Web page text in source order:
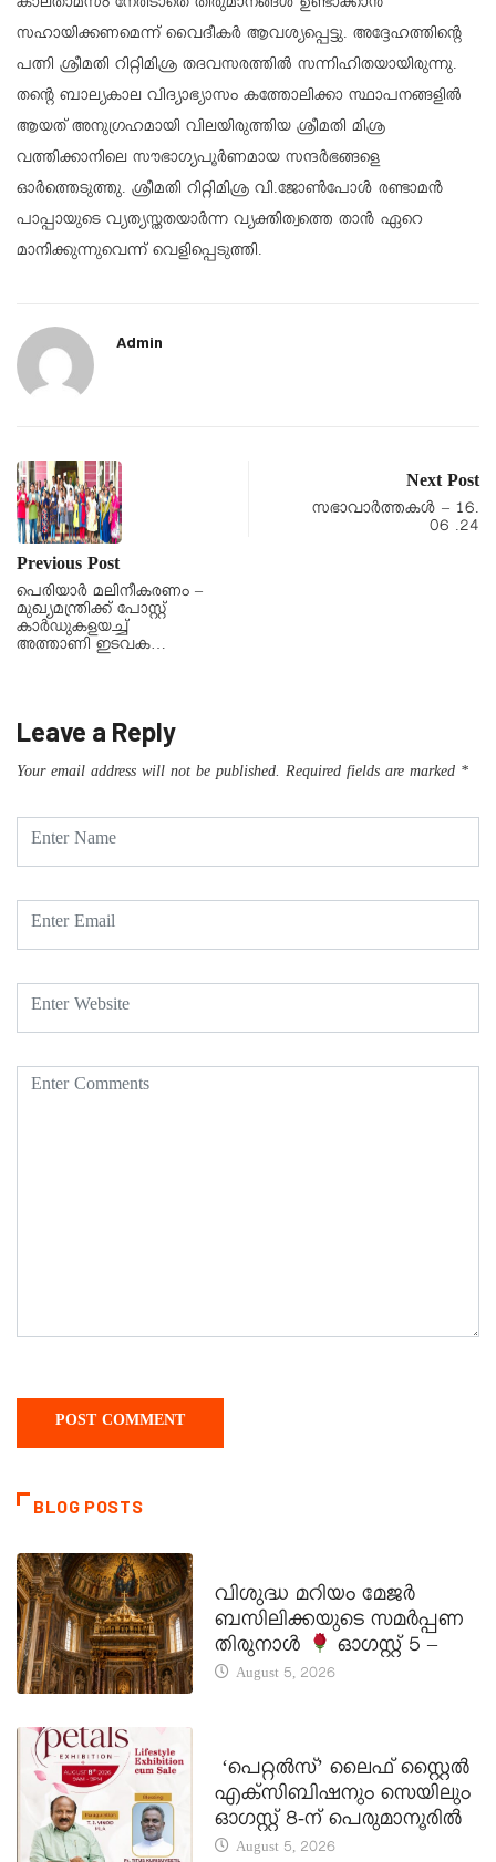
സഹായിക്കണമെന്ന് വൈദീകർ ആവശ്യപ്പെട്ടു. അദ്ദേഹത്തിന്റെ
പത്നി ശ്രീമതി റിറ്റിമിശ്ര തദവസരത്തിൽ സന്നിഹിതയായിരുന്നു.
തൻ്റെ ബാല്യകാല വിദ്യാഭ്യാസം കത്തോലിക്കാ സ്ഥാപനങ്ങളിൽ
ആയത് അനുഗ്രഹമായി വിലയിരുത്തിയ ശ്രീമതി മിശ്ര
വത്തിക്കാനിലെ സൗഭാഗ്യപൂർണമായ സന്ദർഭങ്ങളെ
ഓർത്തെടുത്തു. ശ്രീമതി റിറ്റിമിശ്ര വി.ജോൺപോൾ രണ്ടാമൻ
പാപ്പായുടെ വ്യത്യസ്തതയാർന്ന വ്യക്തിത്വത്തെ താൻ ഏറെ
മാനിക്കുന്നുവെന്ന് വെളിപ്പെടുത്തി.
Admin
Previous Post
പെരിയാർ മലിനീകരണം –
മുഖ്യമന്ത്രിക്ക് പോസ്റ്റ്
കാർഡുകളയച്ച്
അത്താണി ഇടവക…
Next Post
സഭാവാര്‍ത്തകള്‍ – 16.
06 .24
Leave a Reply
Your email address will not be published. Required fields are marked *
BLOG POSTS
വിശുദ്ധ മറിയം മേജർ
ബസിലിക്കയുടെ സമർപ്പണ
തിരുനാൾ
ഓഗസ്റ്റ് 5 –
August 5, 2026
‘പെറ്റൽസ്’ ലൈഫ് സ്റ്റൈൽ
എക്സിബിഷനും സെയിലും
ഓഗസ്റ്റ് 8-ന് പെരുമാനൂരിൽ
August 5, 2026